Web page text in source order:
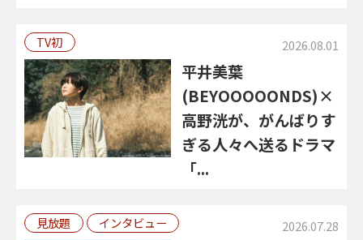
TV初 2026.08.01
平井美葉
(BEYOOOOONDS)×
高野洸が、がんばりす
ぎる人々へ送るドラマ
「...
見放題 インタビュー 2026.07.28